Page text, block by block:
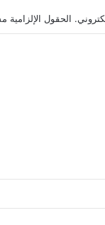
الحقول الإلزامية